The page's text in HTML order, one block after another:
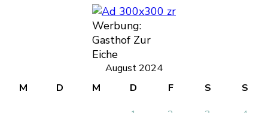
Werbung:
Gasthof Zur
Eiche
August 2024
M
D M D F S
S